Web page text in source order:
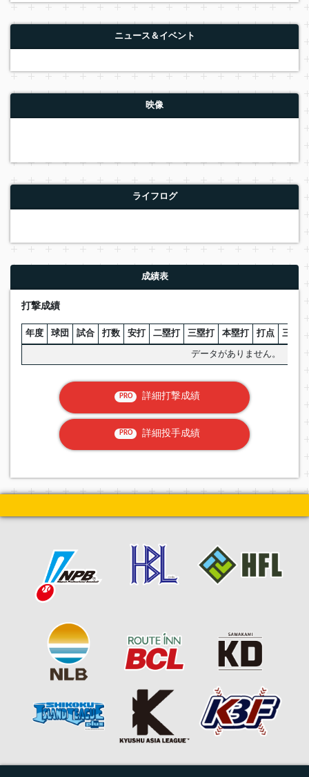
ニュース＆イベント
映像
ライフログ
成績表
打撃成績
年度 球団 試合 打数 安打 二塁打 三塁打 本塁打 打点 三振
データがありません。
PRO 詳細打撃成績
PRO 詳細投手成績